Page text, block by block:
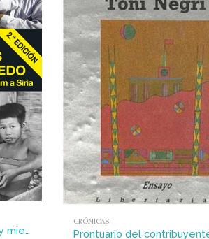
Habitaciones de soledad y miedo : Corresponsal de guerra, de Vietnam a Siria
CRÓNICAS